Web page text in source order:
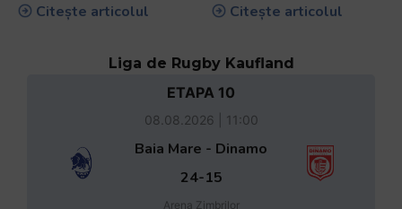
Citește articolul
Citește articolul
Liga de Rugby Kaufland
ETAPA 10
08.08.2026 | 11:00
Baia Mare - Dinamo
24-15
Arena Zimbrilor